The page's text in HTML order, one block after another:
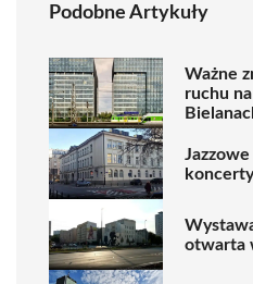
Podobne Artykuły
Ważne
ruchu
otwarta